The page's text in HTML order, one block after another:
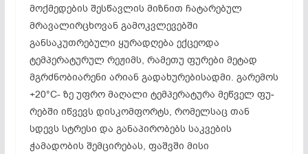
მოქმედების შესწავლის მიზ­ნით ჩატარებულ
მრავალირცხოვან გამოკვლევებში
განსაკუთრებული ყურადღება ექცეოდა
ტემპერატურულ რეჟიმს, რამეთუ ფურები მეტად
მგრძნობიარენი არიან გადახურებისადმი. გარემოს
+20°С- ზე უფრო მაღალი ტემპერატურა მეწველ ფუ­
რებში იწვევს დისკომფორტს, რომელსაც თან
სდევს სტრესი და განაპირობებს საკვების
ჭამადობის შემცირებას, ფაშვში მისი